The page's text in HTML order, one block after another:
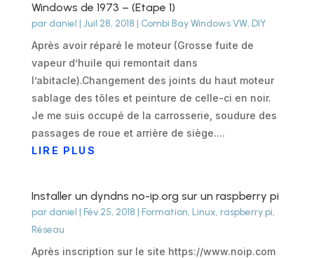
Windows de 1973 – (Etape 1)
par daniel | Juil 28, 2018 | Combi Bay Windows VW, DIY
Après avoir réparé le moteur (Grosse fuite de
vapeur d’huile qui remontait dans
l’abitacle).Changement des joints du haut moteur
sablage des tôles et peinture de celle-ci en noir.
Je me suis occupé de la carrosserie, soudure des
passages de roue et arrière de siège....
LIRE PLUS
Installer un dyndns no-ip.org sur un raspberry pi
par daniel | Fév 25, 2018 | Formation, Linux, raspberry pi,
Réseau
Après inscription sur le site https://www.noip.com